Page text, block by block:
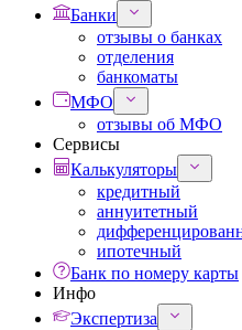
Банки
отзывы о банках
отделения
банкоматы
МФО
отзывы об МФО
Сервисы
Калькуляторы
кредитный
аннуитетный
ипотечный
Банк по номеру карты
Инфо
Экспертиза